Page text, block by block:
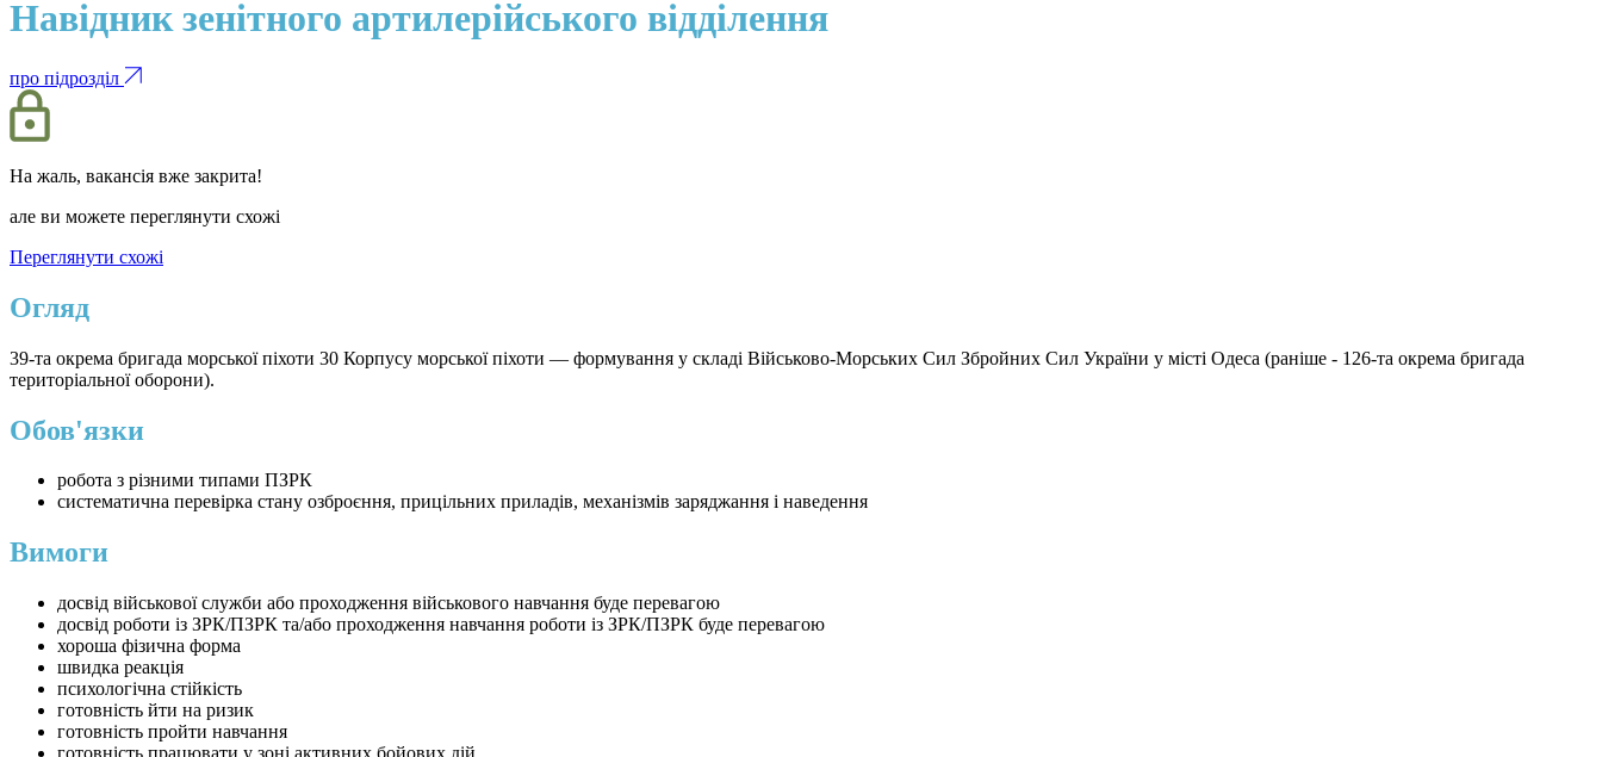
Навідник зенітного артилерійського відділення
про підрозділ
На жаль, вакансія вже закрита!
але ви можете переглянути схожі
Переглянути схожі
Огляд
39-та окрема бригада морської піхоти 30 Корпусу морської піхоти — формування у складі Військово-Морських Сил Збройних Сил України у місті Одеса (раніше - 126-та окрема бригада
територіальної оборони).
Обов'язки
робота з різними типами ПЗРК
систематична перевірка стану озброєння, прицільних приладів, механізмів заряджання і наведення
Вимоги
досвід військової служби або проходження військового навчання буде перевагою
досвід роботи із ЗРК/ПЗРК та/або проходження навчання роботи із ЗРК/ПЗРК буде перевагою
хороша фізична форма
швидка реакція
психологічна стійкість
готовність йти на ризик
готовність пройти навчання